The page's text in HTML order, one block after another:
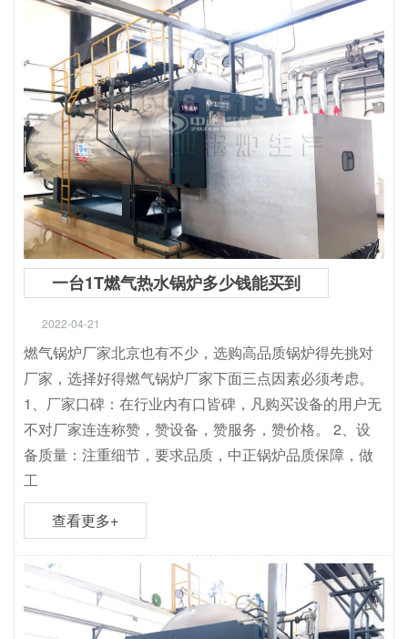
一台1T燃气热水锅炉多少钱能买到
2022-04-21
燃气锅炉厂家北京也有不少，选购高品质锅炉得先挑对
厂家，选择好得燃气锅炉厂家下面三点因素必须考虑。
1、厂家口碑：在行业内有口皆碑，凡购买设备的用户无
不对厂家连连称赞，赞设备，赞服务，赞价格。 2、设
备质量：注重细节，要求品质，中正锅炉品质保障，做
工
查看更多+